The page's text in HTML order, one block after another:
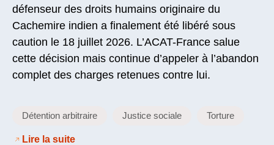
défenseur des droits humains originaire du
Cachemire indien a finalement été libéré sous
caution le 18 juillet 2026. L’ACAT-France salue
cette décision mais continue d’appeler à l’abandon
complet des charges retenues contre lui.
Détention arbitraire Justice sociale Torture
Lire la suite